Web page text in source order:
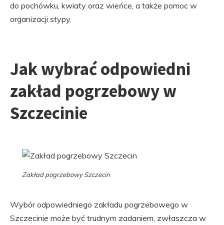
do pochówku, kwiaty oraz wieńce, a także pomoc w
organizacji stypy.
Jak wybrać odpowiedni
zakład pogrzebowy w
Szczecinie
Zakład pogrzebowy Szczecin
Wybór odpowiedniego zakładu pogrzebowego w
Szczecinie może być trudnym zadaniem, zwłaszcza w